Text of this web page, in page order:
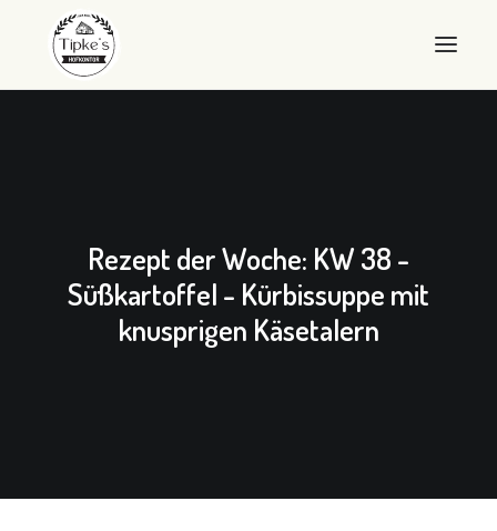
LANDEIER
LANDEIS
Rezept der Woche: KW 38 -
Süßkartoffel - Kürbissuppe mit
knusprigen Käsetalern